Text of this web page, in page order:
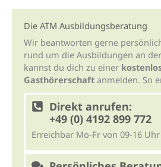
Die ATM Ausbildungsberatung
Wir beantworten gerne
rund um die Ausbildungen an
kannst du dich zu einer
Gasthörerschaft anmelden. So
Direkt anrufen:
+49 (0) 4192 899 772
Erreichbar Mo-Fr von 09-16 Uhr